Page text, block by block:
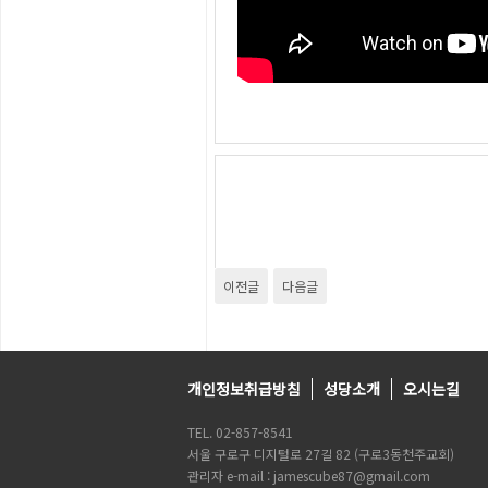
이전글 다음글
개인정보취급방침 성당소개 오시는길
TEL. 02-857-8541
서울 구로구 디지털로 27길 82 (구로3동천주교회)
관리자 e-mail : jamescube87@gmail.com